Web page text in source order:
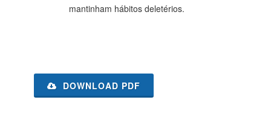
mantinham hábitos deletérios.
DOWNLOAD PDF